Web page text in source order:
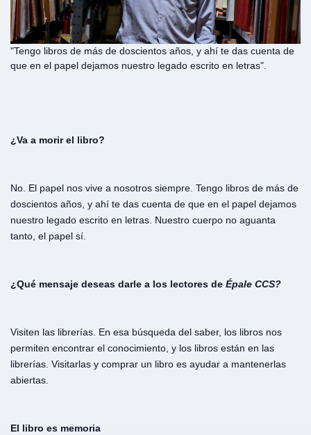
"Tengo libros de más de doscientos años, y ahí te das cuenta de
que en el papel dejamos nuestro legado escrito en letras".
¿Va a morir el libro?
No. El papel nos vive a nosotros siempre. Tengo libros de más de
doscientos años, y ahí te das cuenta de que en el papel dejamos
nuestro legado escrito en letras. Nuestro cuerpo no aguanta
tanto, el papel sí.
¿Qué mensaje deseas darle a los lectores de Épale CCS?
Visiten las librerías. En esa búsqueda del saber, los libros nos
permiten encontrar el conocimiento, y los libros están en las
librerías. Visitarlas y comprar un libro es ayudar a mantenerlas
abiertas.
El libro es memoria